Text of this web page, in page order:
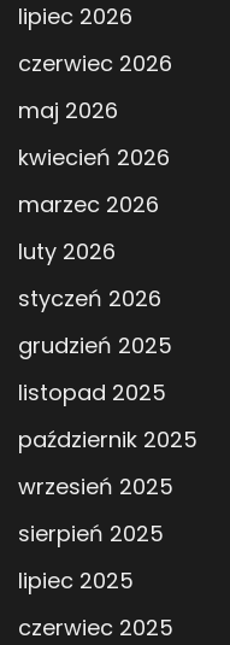
lipiec 2026
czerwiec 2026
maj 2026
kwiecień 2026
marzec 2026
luty 2026
styczeń 2026
grudzień 2025
listopad 2025
październik 2025
wrzesień 2025
sierpień 2025
lipiec 2025
czerwiec 2025